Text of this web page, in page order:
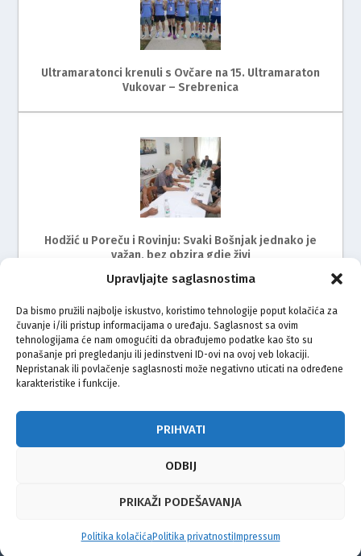
Upravljajte saglasnostima
Da bismo pružili najbolje iskustvo, koristimo tehnologije poput kolačića za
čuvanje i/ili pristup informacijama o uređaju. Saglasnost sa ovim
tehnologijama će nam omogućiti da obrađujemo podatke kao što su
ponašanje pri pregledanju ili jedinstveni ID-ovi na ovoj veb lokaciji.
Nepristanak ili povlačenje saglasnosti može negativno uticati na određene
karakteristike i funkcije.
PRIHVATI
ODBIJ
PRIKAŽI PODEŠAVANJA
Politika kolačićaPolitika privatnosti Impressum
Ultramaratonci krenuli s Ovčare na 15. Ultramaraton
Vukovar – Srebrenica
Hodžić u Poreču i Rovinju: Svaki Bošnjak jednako je
važan, bez obzira gdje živi
Održan radni sastanak s predstavnicima Bošnjaka
Istre
© Vijeće bošnjačke nacionalne manjine Grada Zagreba 2026